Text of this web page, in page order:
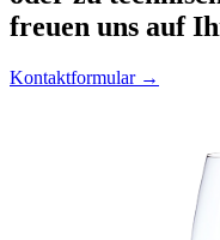
freuen uns auf
Kontaktformular →